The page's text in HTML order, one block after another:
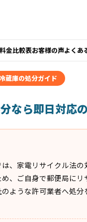
料金比較表お客様の声よくあ
蔵庫の処分ガイド
なら即日対応
、家電リサイクル法の
、ご自身で郵便局に
ような許可業者へ処